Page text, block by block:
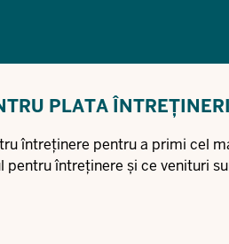
PLATA
întreținere pentru a primi cel
întreținere și ce venituri